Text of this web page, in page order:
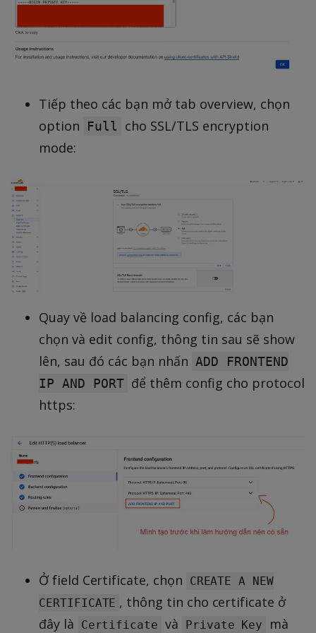
Tiếp theo các bạn mở tab overview, chọn
option
Full
cho SSL/TLS encryption
mode:
Quay về load balancing config, các bạn
chọn và edit config, thông tin sau sẽ show
lên, sau đó các bạn nhấn ADD FRONTEND
IP AND PORT để thêm config cho protocol
https:
Ở field Certificate, chọn
CREATE A NEW
CERTIFICATE , thông tin cho certificate ở
đây là
Certificate và Private Key mà